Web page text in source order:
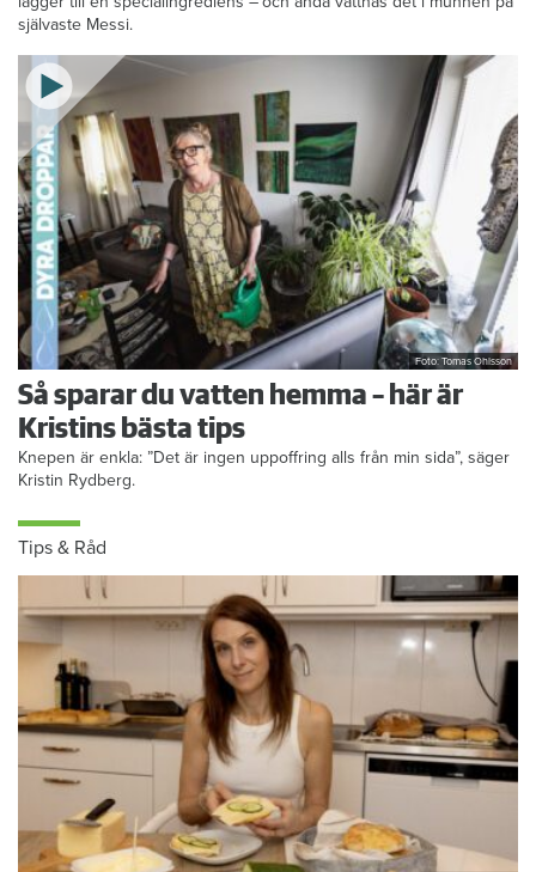
självaste Messi.
Foto: Tomas Ohlsson
Så sparar du vatten hemma – här är
Kristins bästa tips
Knepen är enkla: ”Det är ingen uppoffring alls från min sida”, säger
Kristin Rydberg.
Tips & Råd